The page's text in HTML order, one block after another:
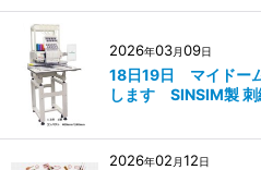
2026年03月09日
18日19日 マイドー
します SINSIM製 刺
2026年02 月12日